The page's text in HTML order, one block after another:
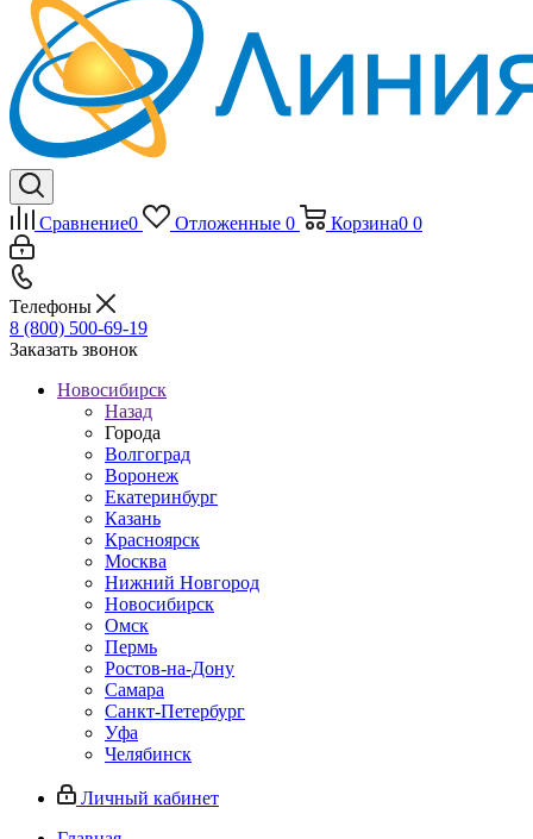
Сравнение0 Отложенные 0 Корзина0 0
Телефоны
8 (800) 500-69-19
Заказать звонок
Новосибирск
Назад
Города
Волгоград
Воронеж
Екатеринбург
Казань
Красноярск
Москва
Нижний Новгород
Новосибирск
Омск
Пермь
Ростов-на-Дону
Самара
Санкт-Петербург
Уфа
Челябинск
Личный кабинет